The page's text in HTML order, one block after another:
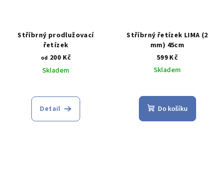
Stříbrný prodlužovací
řetízek
od 200 Kč
Skladem
Detail
Stříbrný řetízek LIMA (2
mm) 45cm
599 Kč
Skladem
Do košíku